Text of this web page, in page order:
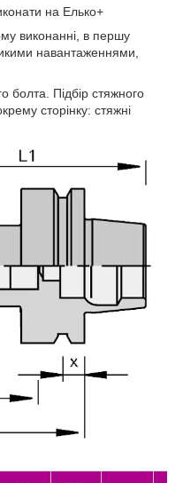
на Елько+
виконанні, в першу
навантаженнями,
болта. Підбір стяжного
сторінку: стяжні